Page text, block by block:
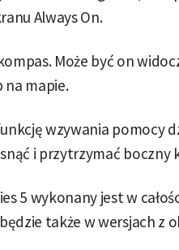
Always On.
Może być on
na mapie.
wzywania pomocy
i przytrzymać boczny
5 wykonany jest w
także w wersjach z